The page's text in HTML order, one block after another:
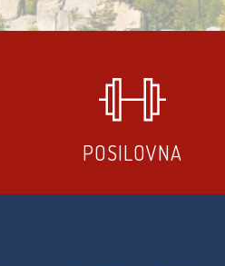
POSILOVNA